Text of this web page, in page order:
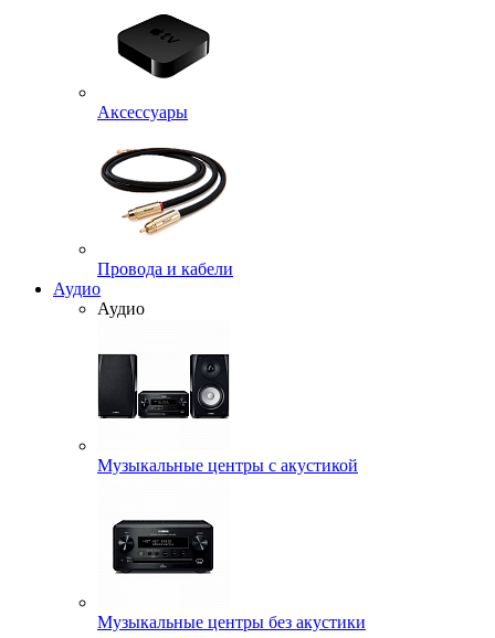
Аксессуары
Провода и кабели
Аудио
Аудио
Музыкальные центры с акустикой
Музыкальные центры без акустики